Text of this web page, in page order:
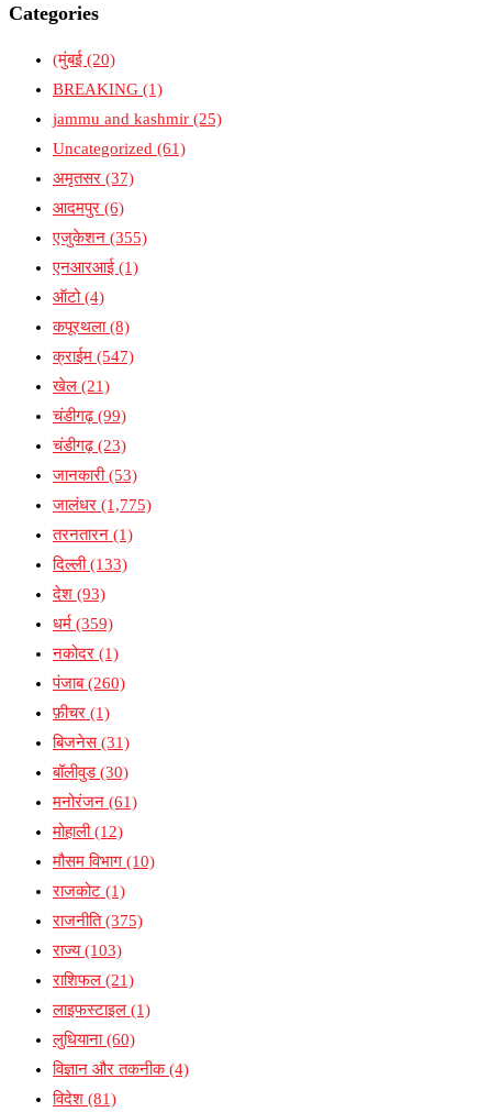
Categories
(मुंबई (20)
BREAKING (1)
jammu and kashmir (25)
Uncategorized (61)
अमृतसर (37)
आदमपुर (6)
एजुकेशन (355)
एनआरआई (1)
ऑटो(4)
कपूरथला(8)
क्राईम (547)
खेल (21)
चंडीगढ़(99)
चंडीगढ़(23)
जानकारी(53)
जालंधर (1,775)
तरनतारन (1)
दिल्ली(133)
देश (93)
धर्म (359)
नकोदर (1)
पंजाब(260)
फ़ीचर (1)
बिजनेस(31)
बॉलीवुड(30)
मनोरंजन (61)
मोहाली(12)
मौसम विभाग (10)
राजकोट (1)
राजनीति(375)
राज्य(103)
राशिफल (21)
लाइफस्टाइल (1)
लुधियाना(60)
विज्ञान और तकनीक(4)
विदेश (81)